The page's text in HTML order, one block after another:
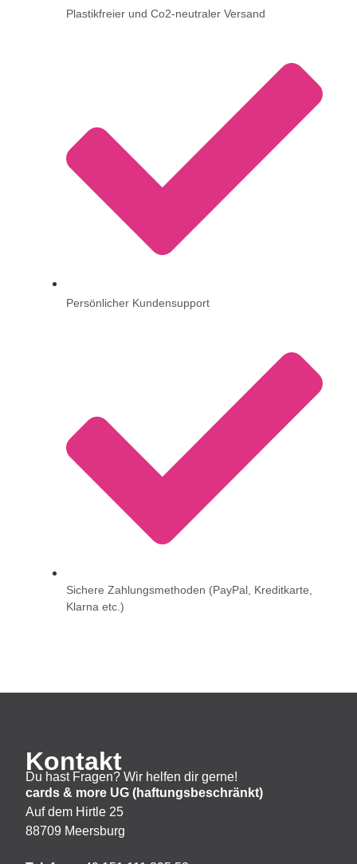
Plastikfreier und Co2-neutraler Versand
Persönlicher Kundensupport
Sichere Zahlungsmethoden (PayPal, Kreditkarte,
Klarna etc.)
Kontakt
Du hast Fragen? Wir helfen dir gerne!
cards & more UG (haftungsbeschränkt)
Auf dem Hirtle 25
88709 Meersburg